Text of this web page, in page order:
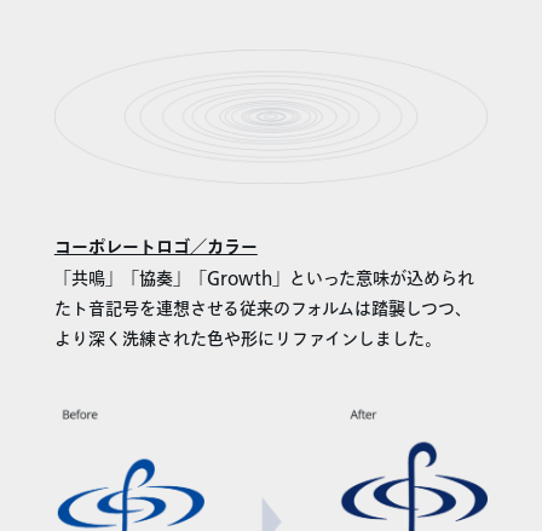
コーポレートロゴ／カラー
「共鳴」「協奏」「Growth」といった意味が込められ
たト音記号を連想させる従来のフォルムは踏襲しつつ、
より深く洗練された色や形にリファインしました。